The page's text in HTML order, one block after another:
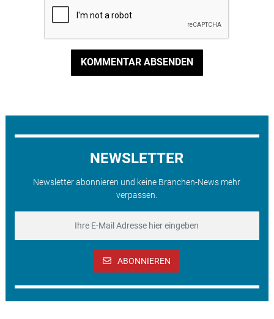
KOMMENTAR ABSENDEN
NEWSLETTER
Newsletter abonnieren und keine Branchen-News mehr
verpassen.
ABONNIEREN